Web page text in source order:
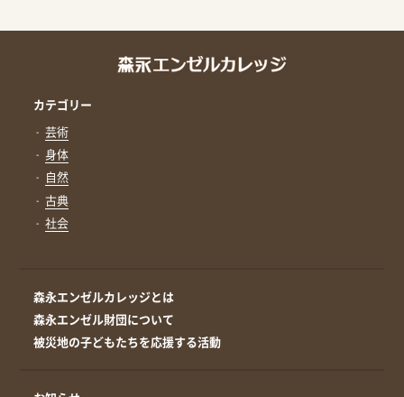
カテゴリー
芸術
身体
自然
古典
社会
森永エンゼルカレッジとは
森永エンゼル財団について
被災地の子どもたちを応援する活動